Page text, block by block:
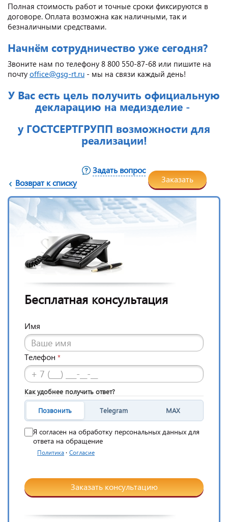
Полная стоимость работ и точные сроки фиксируются в
договоре. Оплата возможна как наличными, так и
безналичными средствами.
Начнём сотрудничество уже сегодня?
Звоните нам по телефону 8 800 550-87-68 или пишите на
почту office@gsg-rt.ru - мы на связи каждый день!
У Вас есть цель получить официальную
декларацию на медизделие -
у ГОСТСЕРТГРУПП возможности для
реализации!
Возврат к списку
Задать вопрос
Заказать
Бесплатная консультация
Имя
Телефон *
Как удобнее получить ответ?
Позвонить Telegram MAX
Я согласен на обработку персональных данных для
ответа на обращение
Политика · Согласие
Заказать консультацию